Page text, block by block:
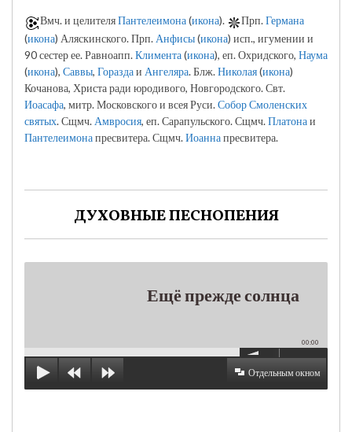
Вмч. и целителяПантелеимона(икона). Прп.Германа
(икона) Аляскинского. Прп.Анфисы(икона) исп., игумении и
90 сестер ее. Равноапп.Климента(икона), еп. Охридского, Наума
(икона), Саввы, Гораздаи Ангеляра. Блж.Николая(икона)
Кочанова, Христа ради юродивого, Новгородского. Свт.
Иоасафа, митр. Московского и всея Руси.Собор Смоленских
святых. Сщмч.Амвросия, еп. Сарапульского. Сщмч.Платонаи
Пантелеимонапресвитера. Сщмч.Иоаннапресвитера.
ДУХОВНЫЕ ПЕСНОПЕНИЯ
Ещё прежде солнца
00:00
Отдельным окном